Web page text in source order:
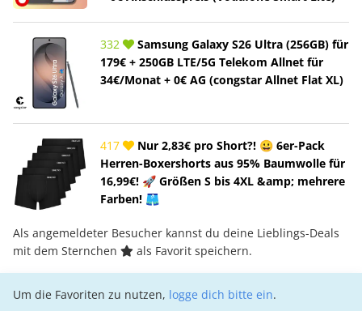
332
Samsung Galaxy S26 Ultra (256GB) für
179€ + 250GB LTE/5G Telekom Allnet für
34€/Monat + 0€ AG (congstar Allnet Flat XL)
417
Nur 2,83€ pro Short?! 😀 6er-Pack
Herren-Boxershorts aus 95% Baumwolle für
16,99€! 🚀 Größen S bis 4XL &amp; mehrere
Farben! 🩳
Als angemeldeter Besucher kannst du deine Lieblings-Deals
mit dem Sternchen
als Favorit speichern.
Um die Favoriten zu nutzen, logge dich bitte ein.